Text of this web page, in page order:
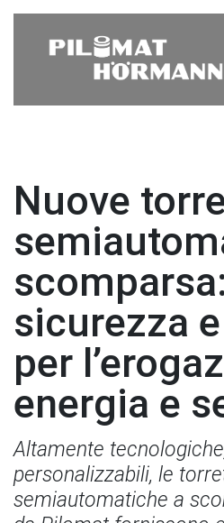
Nuove
sicurezza
per
energia e
Altamente
personalizzabili, le
semiautomatiche a